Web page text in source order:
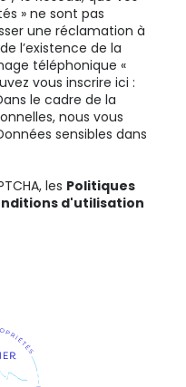
» ne sont pas
une réclamation à
l’existence de la
téléphonique «
vous inscrire ici :
le cadre de la
nous vous
sensibles dans
les Politiques
d'utilisation